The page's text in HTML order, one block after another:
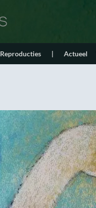
Reproducties | Actueel